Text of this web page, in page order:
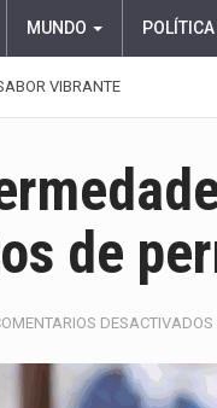
MUNDO POLÍTICA
VIBRANTE
de
DESACTIVADOS